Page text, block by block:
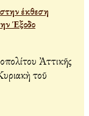
έκθεση
Έξοδο